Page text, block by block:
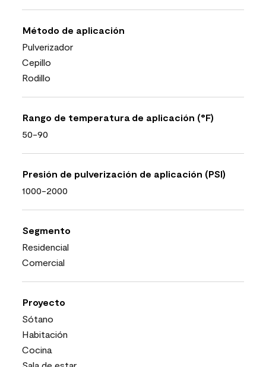
Método de aplicación
Pulverizador
Cepillo
Rodillo
Rango de temperatura de aplicación (°F)
50-90
Presión de pulverización de aplicación (PSI)
1000-2000
Segmento
Residencial
Comercial
Proyecto
Sótano
Habitación
Cocina